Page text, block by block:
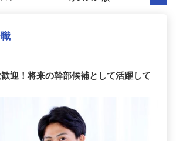
迎！将来の幹部候補として活躍して